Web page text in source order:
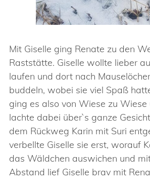
Mit Giselle ging Renate zu den
Raststätte. Giselle wollte lieber
laufen und dort nach
buddeln, wobei sie viel Spaß
ging es also von Wiese zu Wiese
lachte dabei über`s ganze
dem Rückweg Karin mit Suri
verbellte Giselle sie erst, worauf
das Wäldchen auswichen und
Abstand lief Giselle brav mit